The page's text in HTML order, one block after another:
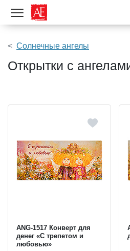
Показать меню
Солнечные ангелы
Открытки с
ANG-1517 Конверт для
денег «С трепетом и
любовью»